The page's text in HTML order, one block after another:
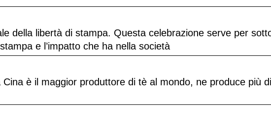
della libertà di stampa. Questa celebrazione serve per
e l’impatto che ha nella società
è il maggior produttore di tè al mondo, ne produce più